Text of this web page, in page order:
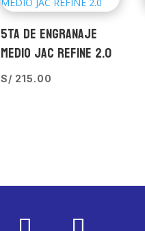
5TA DE ENGRANAJE
MEDIO JAC REFINE 2.0
S/ 215.00